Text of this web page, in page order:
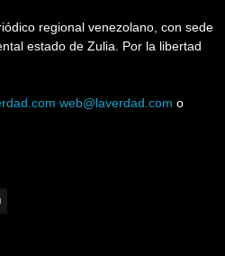
regional venezolano, con sede
estado de Zulia. Por la libertad
web@laverdad.com o